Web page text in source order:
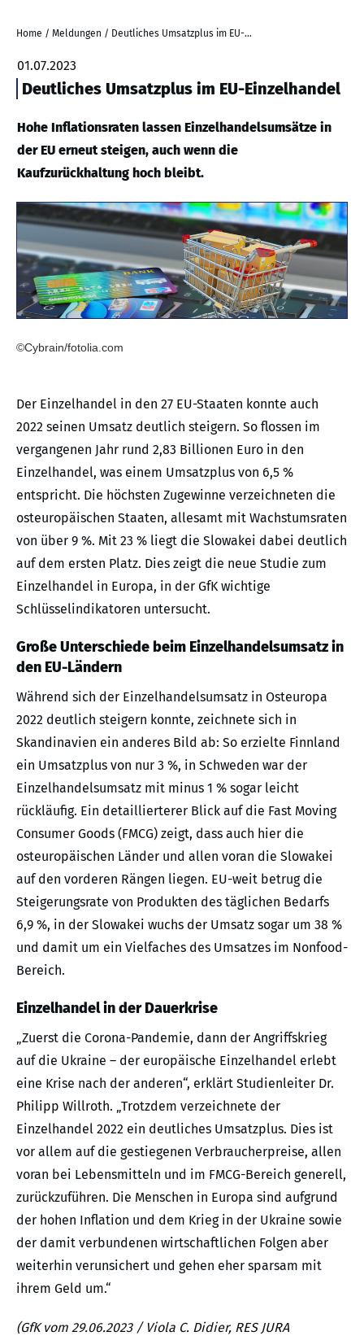
Home / Meldungen / Deutliches Umsatzplus im EU-Einzelhandel
01.07.2023
Deutliches Umsatzplus im EU-Einzelhandel
Hohe Inflationsraten lassen Einzelhandelsumsätze in
der EU erneut steigen, auch wenn die
Kaufzurückhaltung hoch bleibt.
©Cybrain/fotolia.com
Der Einzelhandel in den 27 EU-Staaten konnte auch
2022 seinen Umsatz deutlich steigern. So flossen im
vergangenen Jahr rund 2,83 Billionen Euro in den
Einzelhandel, was einem Umsatzplus von 6,5 %
entspricht. Die höchsten Zugewinne verzeichneten die
osteuropäischen Staaten, allesamt mit Wachstumsraten
von über 9 %. Mit 23 % liegt die Slowakei dabei deutlich
auf dem ersten Platz. Dies zeigt die neue Studie zum
Einzelhandel in Europa, in der GfK wichtige
Schlüsselindikatoren untersucht.
Große Unterschiede beim Einzelhandelsumsatz in
den EU-Ländern
Während sich der Einzelhandelsumsatz in Osteuropa
2022 deutlich steigern konnte, zeichnete sich in
Skandinavien ein anderes Bild ab: So erzielte Finnland
ein Umsatzplus von nur 3 %, in Schweden war der
Einzelhandelsumsatz mit minus 1 % sogar leicht
rückläufig. Ein detaillierterer Blick auf die Fast Moving
Consumer Goods (FMCG) zeigt, dass auch hier die
osteuropäischen Länder und allen voran die Slowakei
auf den vorderen Rängen liegen. EU-weit betrug die
Steigerungsrate von Produkten des täglichen Bedarfs
6,9 %, in der Slowakei wuchs der Umsatz sogar um 38 %
und damit um ein Vielfaches des Umsatzes im Nonfood-
Bereich.
Einzelhandel in der Dauerkrise
„Zuerst die Corona-Pandemie, dann der Angriffskrieg
auf die Ukraine – der europäische Einzelhandel erlebt
eine Krise nach der anderen“, erklärt Studienleiter Dr.
Philipp Willroth. „Trotzdem verzeichnete der
Einzelhandel 2022 ein deutliches Umsatzplus. Dies ist
vor allem auf die gestiegenen Verbraucherpreise, allen
voran bei Lebensmitteln und im FMCG-Bereich generell,
zurückzuführen. Die Menschen in Europa sind aufgrund
der hohen Inflation und dem Krieg in der Ukraine sowie
der damit verbundenen wirtschaftlichen Folgen aber
weiterhin verunsichert und gehen eher sparsam mit
ihrem Geld um.“
(GfK vom 29.06.2023 / Viola C. Didier, RES JURA